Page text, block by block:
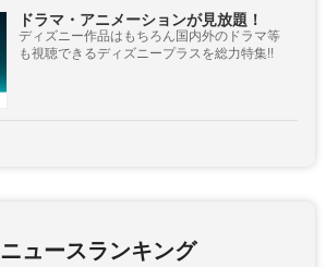
ドラマ・アニメーションが見放題！
ディズニー作品はもちろん国内外のドラマ等
も視聴できるディズニープラスを総力特集!!
ニュースランキング